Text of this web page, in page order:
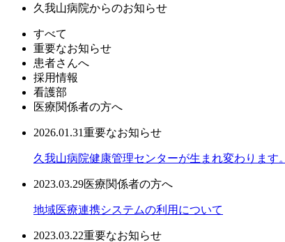
久我山病院からのお知らせ
すべて
重要なお知らせ
患者さんへ
採用情報
看護部
医療関係者の方へ
2026.01.31重要なお知らせ
久我山病院健康管理センターが生まれ変わります。
2023.03.29医療関係者の方へ
地域医療連携システムの利用について
2023.03.22重要なお知らせ